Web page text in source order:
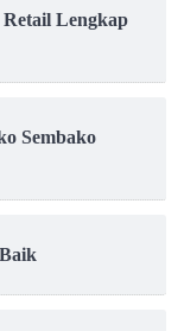
Retail Lengkap
Sembako